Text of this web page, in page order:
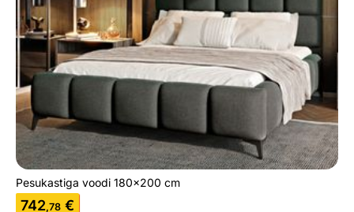
Pesukastiga voodi 180x200 cm
742,78 €